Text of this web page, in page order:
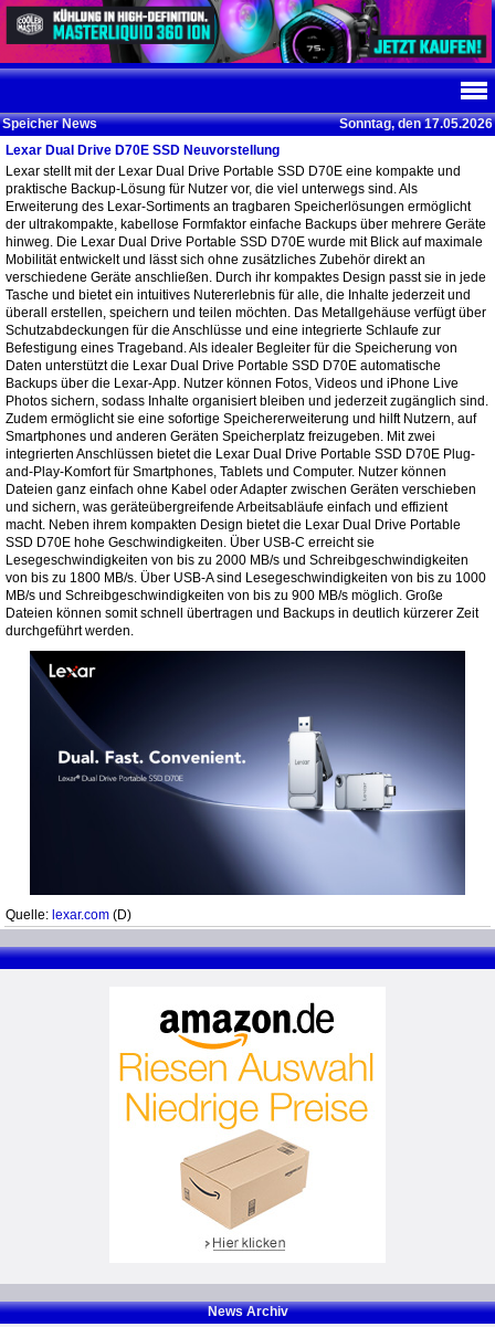
Speicher News
Sonntag, den 17.05.2026
Lexar Dual Drive D70E SSD Neuvorstellung
Lexar stellt mit der Lexar Dual Drive Portable SSD D70E eine kompakte und
praktische Backup-Lösung für Nutzer vor, die viel unterwegs sind. Als
Erweiterung des Lexar-Sortiments an tragbaren Speicherlösungen ermöglicht
der ultrakompakte, kabellose Formfaktor einfache Backups über mehrere Geräte
hinweg. Die Lexar Dual Drive Portable SSD D70E wurde mit Blick auf maximale
Mobilität entwickelt und lässt sich ohne zusätzliches Zubehör direkt an
verschiedene Geräte anschließen. Durch ihr kompaktes Design passt sie in jede
Tasche und bietet ein intuitives Nutererlebnis für alle, die Inhalte jederzeit und
überall erstellen, speichern und teilen möchten. Das Metallgehäuse verfügt über
Schutzabdeckungen für die Anschlüsse und eine integrierte Schlaufe zur
Befestigung eines Trageband. Als idealer Begleiter für die Speicherung von
Daten unterstützt die Lexar Dual Drive Portable SSD D70E automatische
Backups über die Lexar-App. Nutzer können Fotos, Videos und iPhone Live
Photos sichern, sodass Inhalte organisiert bleiben und jederzeit zugänglich sind.
Zudem ermöglicht sie eine sofortige Speichererweiterung und hilft Nutzern, auf
Smartphones und anderen Geräten Speicherplatz freizugeben. Mit zwei
integrierten Anschlüssen bietet die Lexar Dual Drive Portable SSD D70E Plug-
and-Play-Komfort für Smartphones, Tablets und Computer. Nutzer können
Dateien ganz einfach ohne Kabel oder Adapter zwischen Geräten verschieben
und sichern, was geräteübergreifende Arbeitsabläufe einfach und effizient
macht. Neben ihrem kompakten Design bietet die Lexar Dual Drive Portable
SSD D70E hohe Geschwindigkeiten. Über USB-C erreicht sie
Lesegeschwindigkeiten von bis zu 2000 MB/s und Schreibgeschwindigkeiten
von bis zu 1800 MB/s. Über USB-A sind Lesegeschwindigkeiten von bis zu 1000
MB/s und Schreibgeschwindigkeiten von bis zu 900 MB/s möglich. Große
Dateien können somit schnell übertragen und Backups in deutlich kürzerer Zeit
durchgeführt werden.
Quelle: lexar.com (D)
News Archiv